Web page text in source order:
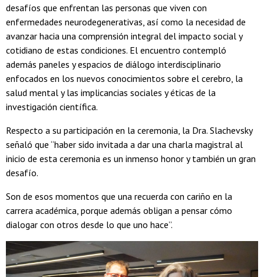
desafíos que enfrentan las personas que viven con
enfermedades neurodegenerativas, así como la necesidad de
avanzar hacia una comprensión integral del impacto social y
cotidiano de estas condiciones. El encuentro contempló
además paneles y espacios de diálogo interdisciplinario
enfocados en los nuevos conocimientos sobre el cerebro, la
salud mental y las implicancias sociales y éticas de la
investigación científica.
Respecto a su participación en la ceremonia, la Dra. Slachevsky
señaló que “haber sido invitada a dar una charla magistral al
inicio de esta ceremonia es un inmenso honor y también un gran
desafío.
Son de esos momentos que una recuerda con cariño en la
carrera académica, porque además obligan a pensar cómo
dialogar con otros desde lo que uno hace”.